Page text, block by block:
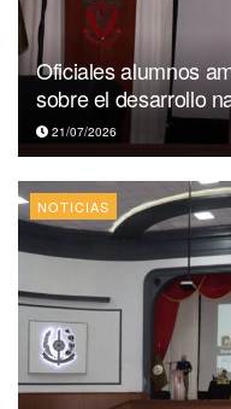
Oficiales alumnos
sobre el desarrollo
21/07/2026
NOTICIAS